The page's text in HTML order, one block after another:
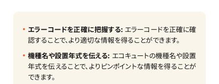
エラーコードを正確に把握する: エラーコードを正確に確
認することで、より適切な情報を得ることができます。
機種名や設置年式を伝える: エコキュートの機種名や設置
年式を伝えることで、よりピンポイントな情報を得ることが
できます。